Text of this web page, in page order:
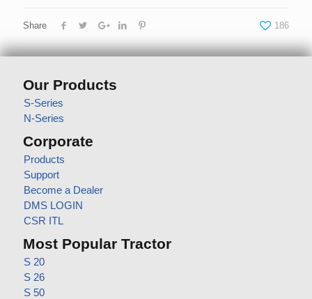
Share 186
Our Products
S-Series
N-Series
Corporate
Products
Support
Become a Dealer
DMS LOGIN
CSR ITL
Most Popular Tractor
S 20
S 26
S 50